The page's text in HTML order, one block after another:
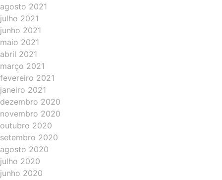
agosto 2021
julho 2021
junho 2021
maio 2021
abril 2021
março 2021
fevereiro 2021
janeiro 2021
dezembro 2020
novembro 2020
outubro 2020
setembro 2020
agosto 2020
julho 2020
junho 2020